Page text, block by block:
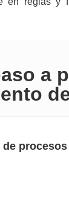
a
de procesos